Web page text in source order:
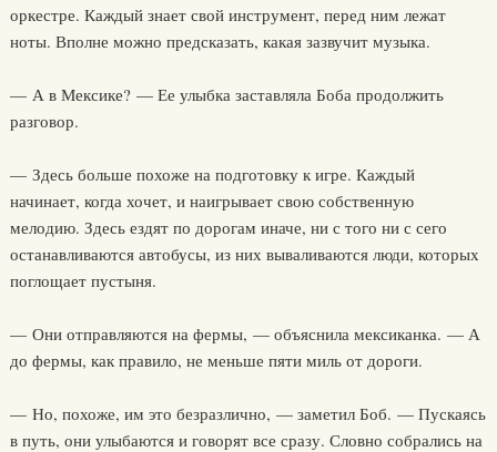
оркестре. Каждый знает свой инструмент, перед ним лежат
ноты. Вполне можно предсказать, какая зазвучит музыка.
— А в Мексике? — Ее улыбка заставляла Боба продолжить
разговор.
— Здесь больше похоже на подготовку к игре. Каждый
начинает, когда хочет, и наигрывает свою собственную
мелодию. Здесь ездят по дорогам иначе, ни с того ни с сего
останавливаются автобусы, из них вываливаются люди, которых
поглощает пустыня.
— Они отправляются на фермы, — объяснила мексиканка. — А
до фермы, как правило, не меньше пяти миль от дороги.
— Но, похоже, им это безразлично, — заметил Боб. — Пускаясь
в путь, они улыбаются и говорят все сразу. Словно собрались на